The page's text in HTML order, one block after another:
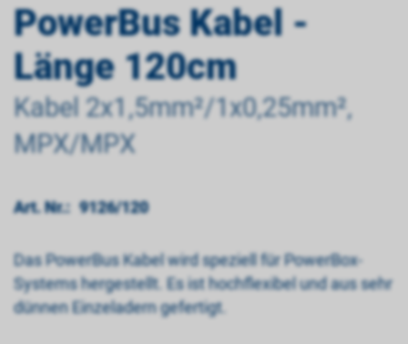
PowerBus Kabel -
Länge 120cm
Kabel 2x1,5mm²/1x0,25mm²,
MPX/MPX
Art. Nr.: 9126/120
Das PowerBus Kabel wird speziell für PowerBox-
Systems hergestellt. Es ist hochflexibel und aus sehr
dünnen Einzeladern gefertigt.